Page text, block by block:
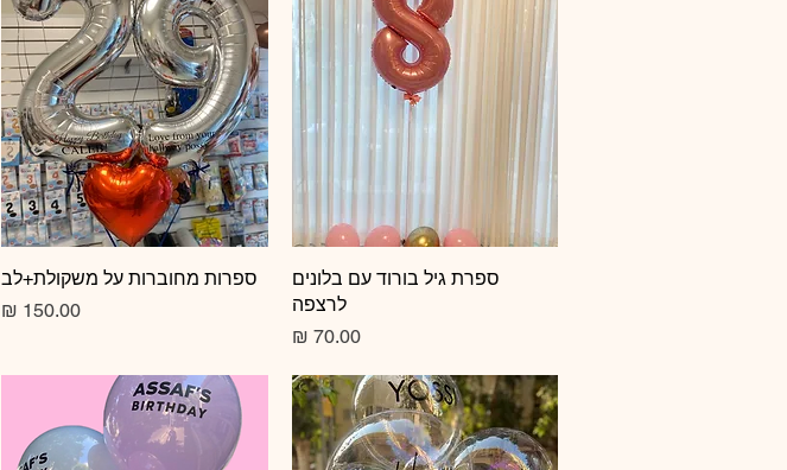
תצוגה מהירה
ספרת גיל בורוד עם בלונים
לרצפה
מחיר‏70.00 ‏₪
תצוגה מהירה
ספרות מחוברות על משקולת+לב
מחיר